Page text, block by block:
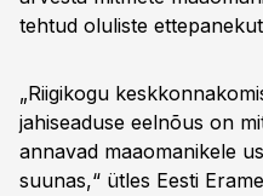
tehtud oluliste
„Riigikogu
jahiseaduse eelnõus on
annavad maaomanikele
suunas,“ ütles Eesti